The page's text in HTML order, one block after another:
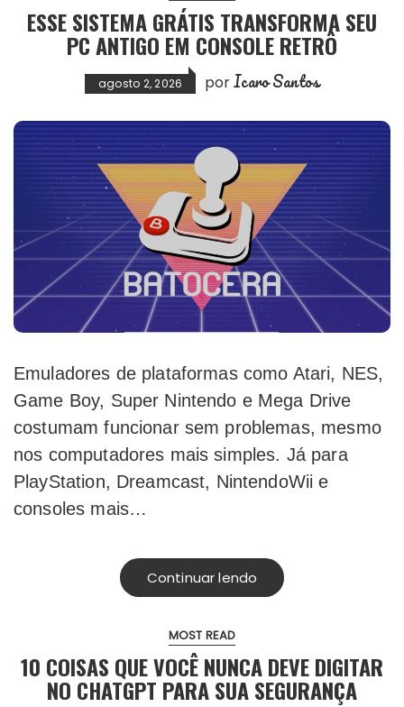
ESSE SISTEMA GRÁTIS TRANSFORMA SEU
PC ANTIGO EM CONSOLE RETRÔ
agosto 2, 2026 porIcaro Santos
Emuladores de plataformas como Atari, NES,
Game Boy, Super Nintendo e Mega Drive
costumam funcionar sem problemas, mesmo
nos computadores mais simples. Já para
PlayStation, Dreamcast, NintendoWii e
consoles mais…
Continuar lendo
MOST READ
10 COISAS QUE VOCÊ NUNCA DEVE DIGITAR
NO CHATGPT PARA SUA SEGURANÇA